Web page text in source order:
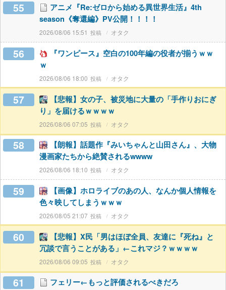
55
アニメ『Re:ゼロから始める異世界生活』4th
season《奪還編》PV公開！！！！
2026/08/06 15:51 オタク
56
『ワンピース』空白の100年編の役者が揃うｗｗ
ｗ
2026/08/06 18:00 オタク
57
【悲報】女の子、被災地に大量の「手作りおにぎ
り」を届けるｗｗｗｗ
2026/08/06 07:05 オタク
58
【朗報】話題作『みいちゃんと山田さん』、大物
漫画家たちから絶賛されるwwww
2026/08/06 18:10 オタク
59
【画像】ホロライブのあの人、なんか個人情報を
色々映してしまうｗｗｗ
2026/08/05 21:07 オタク
60
【悲報】X民「男はほぼ全員、友達に『死ね』と
冗談で言うことがある」←これマジ？ｗｗｗｗ
2026/08/06 09:05 オタク
61 フェリー←もっと評価されるべきだろ